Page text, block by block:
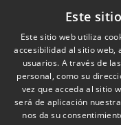
Escritura de
vendedor
Cédula de
segunda
obligatoria en
España.
Este
Este sitio web utiliza
accesibilidad al sitio web,
usuarios. A través de
personal, como su
vez que acceda al sitio
será de aplicación
nos da su